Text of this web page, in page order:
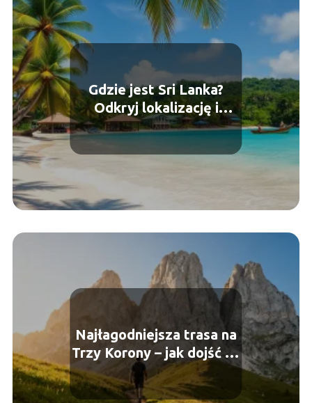
Gdzie jest Sri Lanka?
Odkryj lokalizację i
atrakcje wyspy
Najłagodniejsza trasa na
Trzy Korony – jak dojść na
szczyt?